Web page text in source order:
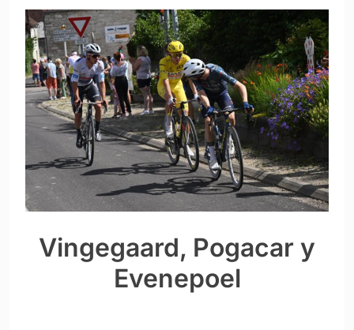
Vingegaard, Pogacar y
Evenepoel